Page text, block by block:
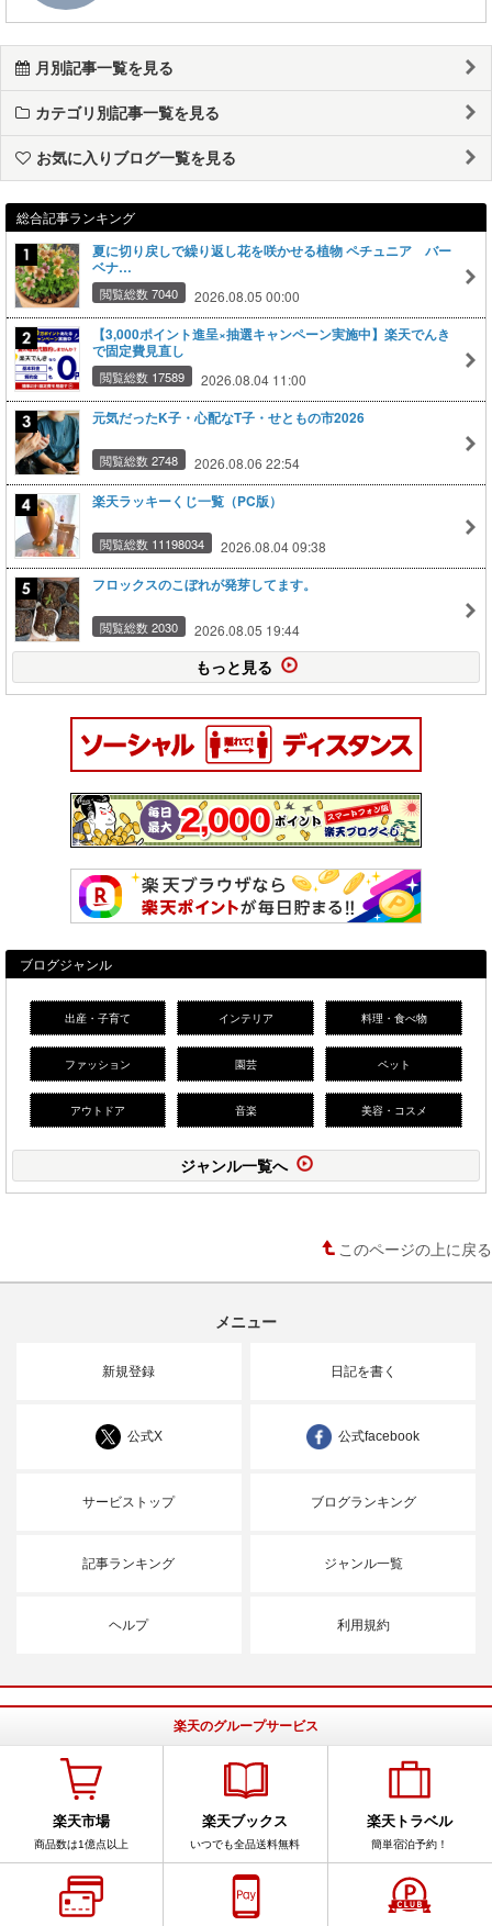
月別記事一覧を見る
カテゴリ別記事一覧を見る
お気に入りブログ一覧を見る
総合記事ランキング
夏に切り戻しで繰り返し花を咲かせる植物 ペチュニア バー
ベナ…
閲覧総数 7040 2026.08.05 00:00
【3,000ポイント進呈×抽選キャンペーン実施中】楽天でんき
で固定費見直し
閲覧総数 17589 2026.08.04 11:00
元気だったK子・心配なT子・せともの市2026
閲覧総数 2748 2026.08.06 22:54
楽天ラッキーくじ一覧（PC版）
閲覧総数 11198034 2026.08.04 09:38
フロックスのこぼれが発芽してます。
閲覧総数 2030 2026.08.05 19:44
もっと見る
ブログジャンル
出産・子育て インテリア 料理・食べ物
ファッション 園芸 ペット
アウトドア 音楽 美容・コスメ
ジャンル一覧へ
このページの上に戻る
メニュー
新規登録 日記を書く
公式X 公式facebook
サービストップ ブログランキング
記事ランキング ジャンル一覧
ヘルプ 利用規約
楽天のグループサービス
楽天市場
商品数は1億点以上
楽天ブックス
いつでも全品送料無料
楽天トラベル
簡単宿泊予約！